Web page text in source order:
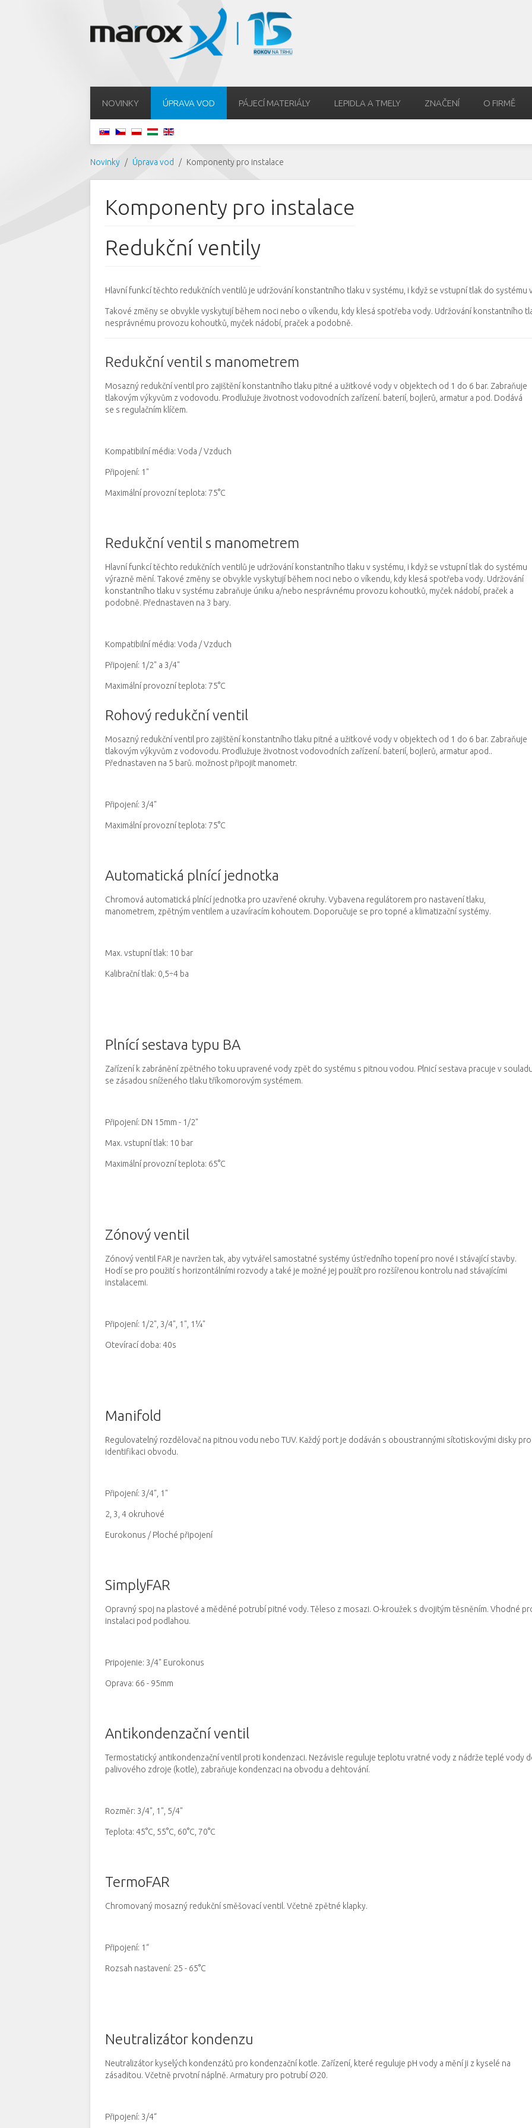
NOVINKY ÚPRAVA VOD PÁJECÍ MATERIÁLY LEPIDLA A TMELY ZNAČENÍ O FIRMĚ
Novinky Úprava vod Komponenty pro instalace
Komponenty pro instalace
Redukční ventily
Hlavní funkcí těchto redukčních ventilů je udržování konstantního tlaku v systému, i když se vstupní tlak do systému
Takové změny se obvykle vyskytují během noci nebo o víkendu, kdy klesá spotřeba vody. Udržování konstantního
nesprávnému provozu kohoutků, myček nádobí, praček a podobně.
Redukční ventil s manometrem
Mosazný redukční ventil pro zajištění konstantního tlaku pitné a užitkové vody v objektech od 1 do 6 bar. Zabraňuje
tlakovým výkyvům z vodovodu. Prodlužuje životnost vodovodních zařízení. baterií, bojlerů, armatur a pod. Dodává
se s regulačním klíčem.
Kompatibilní média: Voda / Vzduch
Připojení: 1"
Maximální provozní teplota: 75°C
Redukční ventil s manometrem
Hlavní funkcí těchto redukčních ventilů je udržování konstantního tlaku v systému, i když se vstupní tlak do systému
výrazně mění. Takové změny se obvykle vyskytují během noci nebo o víkendu, kdy klesá spotřeba vody. Udržování
konstantního tlaku v systému zabraňuje úniku a/nebo nesprávnému provozu kohoutků, myček nádobí, praček a
podobně. Přednastaven na 3 bary.
Kompatibilní média: Voda / Vzduch
Připojení: 1/2" a 3/4"
Maximální provozní teplota: 75°C
Rohový redukční ventil
Mosazný redukční ventil pro zajištění konstantního tlaku pitné a užitkové vody v objektech od 1 do 6 bar. Zabraňuje
tlakovým výkyvům z vodovodu. Prodlužuje životnost vodovodních zařízení. baterií, bojlerů, armatur apod..
Přednastaven na 5 barů. možnost připojit manometr.
Připojení: 3/4"
Maximální provozní teplota: 75°C
Automatická plnící jednotka
Chromová automatická plnící jednotka pro uzavřené okruhy. Vybavena regulátorem pro nastavení tlaku,
manometrem, zpětným ventilem a uzavíracím kohoutem. Doporučuje se pro topné a klimatizační systémy.
Max. vstupní tlak: 10 bar
Kalibrační tlak: 0,5÷4 ba
Plnící sestava typu BA
Zařízení k zabránění zpětného toku upravené vody zpět do systému s pitnou vodou. Plnicí sestava pracuje v
se zásadou sníženého tlaku tříkomorovým systémem.
Připojení: DN 15mm - 1/2"
Max. vstupní tlak: 10 bar
Maximální provozní teplota: 65°C
Zónový ventil
Zónový ventil FAR je navržen tak, aby vytvářel samostatné systémy ústředního topení pro nové i stávající stavby.
Hodí se pro použití s horizontálními rozvody a také je možné jej použít pro rozšířenou kontrolu nad stávajícími
instalacemi.
Připojení: 1/2", 3/4", 1", 1¼"
Otevírací doba: 40s
Manifold
Regulovatelný rozdělovač na pitnou vodu nebo TUV. Každý port je dodáván s oboustrannými sítotiskovými disky pro
identifikaci obvodu.
Připojení: 3/4", 1"
2, 3, 4 okruhové
Eurokonus / Ploché připojení
SimplyFAR
Opravný spoj na plastové a měděné potrubí pitné vody. Těleso z mosazi. O-kroužek s dvojitým těsněním. Vhodné
instalaci pod podlahou.
Pripojenie: 3/4" Eurokonus
Oprava: 66 - 95mm
Antikondenzační ventil
Termostatický antikondenzační ventil proti kondenzaci. Nezávisle reguluje teplotu vratné vody z nádrže teplé vody
palivového zdroje (kotle), zabraňuje kondenzaci na obvodu a dehtování.
Rozměr: 3/4", 1", 5/4"
Teplota: 45°C, 55°C, 60°C, 70°C
TermoFAR
Chromovaný mosazný redukční směšovací ventil. Včetně zpětné klapky.
Připojení: 1“
Rozsah nastavení: 25 - 65°C
Neutralizátor kondenzu
Neutralizátor kyselých kondenzátů pro kondenzační kotle. Zařízení, které reguluje pH vody a mění ji z kyselé na
zásaditou. Včetně prvotní náplně. Armatury pro potrubí ∅20.
Připojení: 3/4“